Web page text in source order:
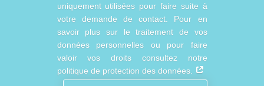
uniquement utilisées pour faire suite à
votre demande de contact. Pour en
savoir plus sur le traitement de vos
données personnelles ou pour faire
valoir vos droits consultez notre
politique de protection des données.